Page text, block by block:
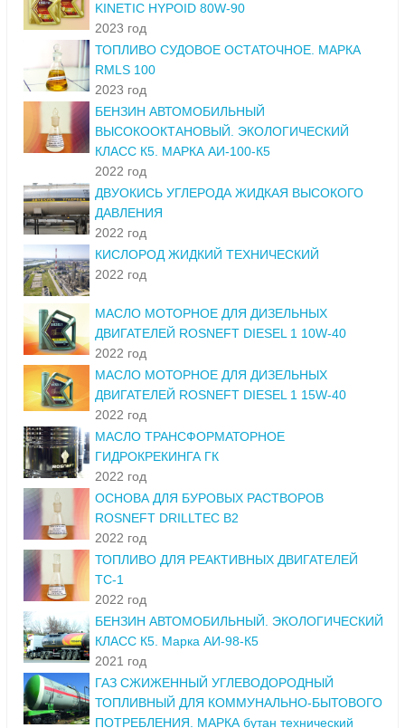
KINETIC HYPOID 80W-90
2023 год
ТОПЛИВО СУДОВОЕ ОСТАТОЧНОЕ. МАРКА
RMLS 100
2023 год
БЕНЗИН АВТОМОБИЛЬНЫЙ
ВЫСОКООКТАНОВЫЙ. ЭКОЛОГИЧЕСКИЙ
КЛАСС К5. МАРКА АИ-100-К5
2022 год
ДВУОКИСЬ УГЛЕРОДА ЖИДКАЯ ВЫСОКОГО
ДАВЛЕНИЯ
2022 год
КИСЛОРОД ЖИДКИЙ ТЕХНИЧЕСКИЙ
2022 год
МАСЛО МОТОРНОЕ ДЛЯ ДИЗЕЛЬНЫХ
ДВИГАТЕЛЕЙ ROSNEFT DIESEL 1 10W-40
2022 год
МАСЛО МОТОРНОЕ ДЛЯ ДИЗЕЛЬНЫХ
ДВИГАТЕЛЕЙ ROSNEFT DIESEL 1 15W-40
2022 год
МАСЛО ТРАНСФОРМАТОРНОЕ
ГИДРОКРЕКИНГА ГК
2022 год
ОСНОВА ДЛЯ БУРОВЫХ РАСТВОРОВ
ROSNEFT DRILLTEC B2
2022 год
ТОПЛИВО ДЛЯ РЕАКТИВНЫХ ДВИГАТЕЛЕЙ
ТС-1
2022 год
БЕНЗИН АВТОМОБИЛЬНЫЙ. ЭКОЛОГИЧЕСКИЙ
КЛАСС К5. Марка АИ-98-К5
2021 год
ГАЗ СЖИЖЕННЫЙ УГЛЕВОДОРОДНЫЙ
ТОПЛИВНЫЙ ДЛЯ КОММУНАЛЬНО-БЫТОВОГО
ПОТРЕБЛЕНИЯ. МАРКА бутан технический